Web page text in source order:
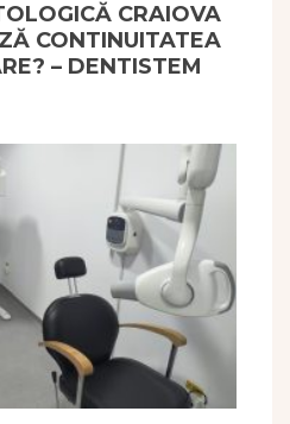
CRAIOVA
CONTINUITATEA
– DENTISTEM